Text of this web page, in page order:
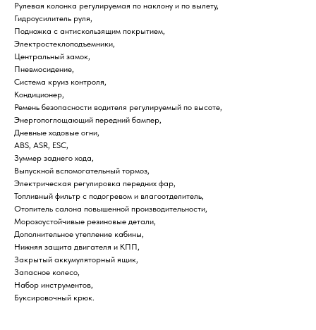
Рулевая колонка регулируемая по наклону и по вылету,
Гидроусилитель руля,
Подножка с антискользящим покрытием,
Электростеклоподъемники,
Центральный замок,
Пневмосидение,
Система круиз контроля,
Кондиционер,
Ремень безопасности водителя регулируемый по высоте,
Энергопоглощающий передний бампер,
Дневные ходовые огни,
ABS, ASR, ESC,
Зуммер заднего хода,
Выпускной вспомогательный тормоз,
Электрическая регулировка передних фар,
Топливный фильтр с подогревом и влагоотделитель,
Отопитель салона повышенной производительности,
Морозоустойчивые резиновые детали,
Дополнительное утепление кабины,
Нижняя защита двигателя и КПП,
Закрытый аккумуляторный ящик,
Запасное колесо,
Набор инструментов,
Буксировочный крюк.